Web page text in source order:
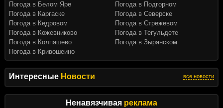
Интересные Новости все новости
Ненавязчивая реклама
Погода в Белом Яре
Погода в Каргаске
Погода в Кедровом
Погода в Кожевниково
Погода в Колпашево
Погода в Кривошеино
Погода в Подгорном
Погода в Северске
Погода в Стрежевом
Погода в Тегульдете
Погода в Зырянском